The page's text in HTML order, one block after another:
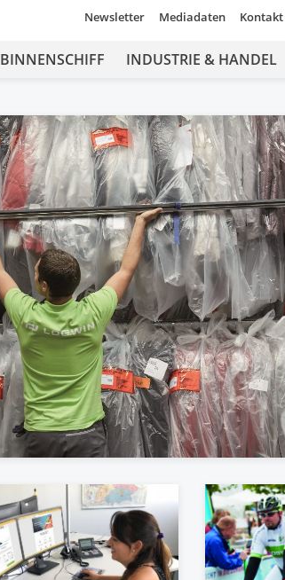
Newsletter Mediadaten Kontakt
BINNENSCHIFF INDUSTRIE & HANDEL